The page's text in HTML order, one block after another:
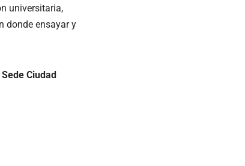
universitaria,
donde ensayar y
Sede Ciudad